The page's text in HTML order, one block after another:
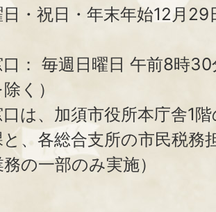
・祝日・年末年始12月
： 毎週日曜日 午前8時
く）
は、加須市役所本庁舎1
、 各総合支所の市民税務
の一部のみ実施）